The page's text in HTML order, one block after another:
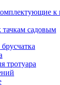
к
садовым
тротуара